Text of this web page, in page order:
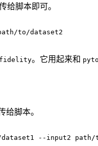
给脚本即可。
to/dataset2
。它用起来和
给脚本。
--input2 path/